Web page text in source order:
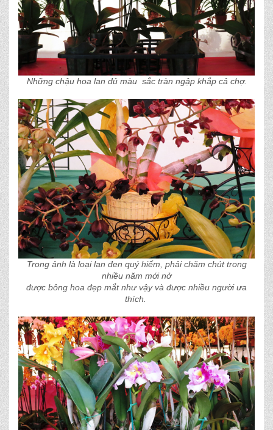
Những chậu hoa lan đủ màu sắc tràn ngập khắp cả chợ.
Trong ảnh là loại lan đen quý hiếm, phải chăm chút trong
nhiều năm mới nở
được bông hoa đẹp mắt như vậy và được nhiều người ưa
thích.